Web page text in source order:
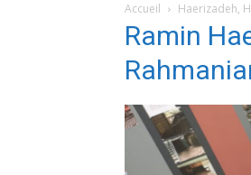
Accueil Haerizadeh,
Ramin